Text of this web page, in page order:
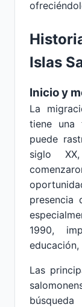
Islas
Inicio y
La
tiene una
puede
siglo
presencia
1990,
Las